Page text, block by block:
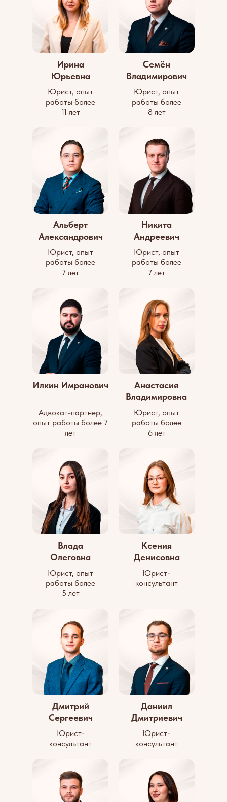
Ирина
Юрьевна
Юрист, опыт
работы более
11 лет
Альберт
Александрович
Юрист, опыт
работы более
7 лет
Семён
Владимирович
Юрист, опыт
работы более
8 лет
Илкин Имранович
Адвокат-партнер,
опыт работы более 7
лет
Никита
Андреевич
Юрист, опыт
работы более
7 лет
Анастасия
Владимировна
Юрист, опыт
работы более
6 лет
Влада
Олеговна
Юрист, опыт
работы более
5 лет
Ксения
Денисовна
Юрист-
консультант
Дмитрий
Сергеевич
Юрист-
консультант
Даниил
Дмитриевич
Юрист-
консультант